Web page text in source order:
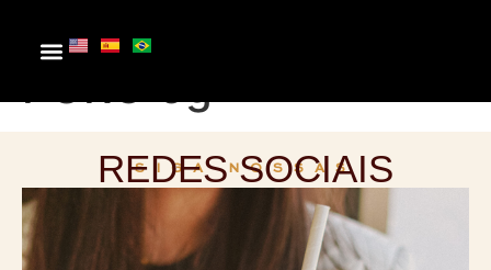
PASTILHA BRANCO
PURO 5g
SIGA NOSSAS
REDES SOCIAIS